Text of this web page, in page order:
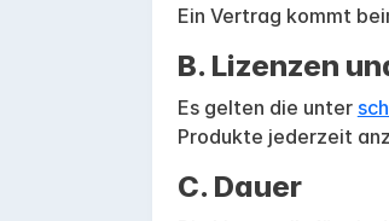
Ein Vertrag kommt
B. Lizenzen
Es gelten die unter
Produkte jederzeit
C. Dauer